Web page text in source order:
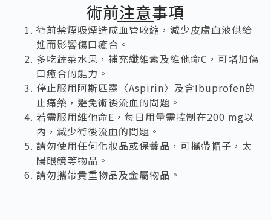
術前注意事項
術前禁煙吸煙造成血管收縮，減少皮膚血液供給
進而影響傷口癒合。
多吃蔬菜水果，補充纖維素及維他命C，可增加傷
口癒合的能力。
停止服用阿斯匹靈〈Aspirin〉及含Ibuprofen的
止痛藥，避免術後流血的問題。
若需服用維他命E，每日用量需控制在200 mg以
內，減少術後流血的問題。
請勿使用任何化妝品或保養品，可攜帶帽子，太
陽眼鏡等物品。
請勿攜帶貴重物品及金屬物品。